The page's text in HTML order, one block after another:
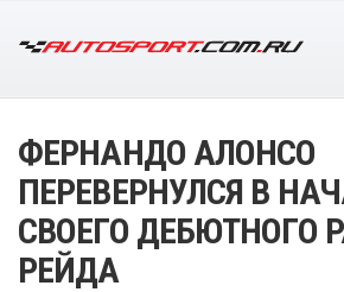
ФЕРНАНДО АЛОНСО
ПЕРЕВЕРНУЛСЯ В
СВОЕГО ДЕБЮТНОГО
РЕЙДА